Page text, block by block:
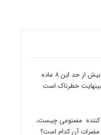
مصرف بیش از حد این 8 ماده
خطرناک است
مصنوعی چیست،
مضرات آن کدام است؟